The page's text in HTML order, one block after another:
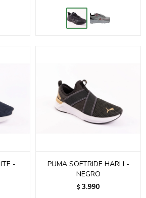
-
PUMA SOFTRIDE HARLI -
NEGRO
$ 3.990